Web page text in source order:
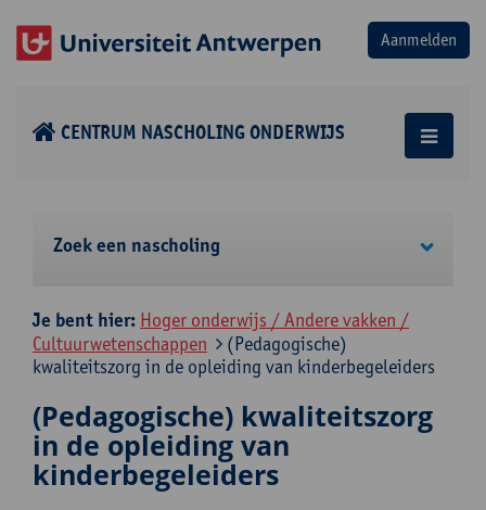
CENTRUM NASCHOLING ONDERWIJS
Zoek een nascholing
Je bent hier: Hoger onderwijs / Andere vakken /
Cultuurwetenschappen
(Pedagogische)
kwaliteitszorg in de opleiding van kinderbegeleiders
(Pedagogische) kwaliteitszorg
in de opleiding van
kinderbegeleiders